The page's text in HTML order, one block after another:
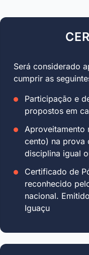
Será considerado
cumprir as
Participação e
propostos em
Aproveitamento
cento) na prova
disciplina igual
Certificado de
reconhecido
nacional.
Iguaçu